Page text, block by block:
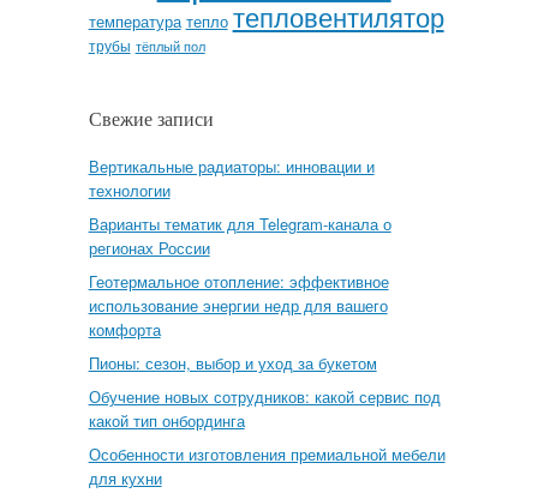
температура тепло тепловентилятор
трубы тёплый пол
Свежие записи
Вертикальные радиаторы: инновации и
технологии
Варианты тематик для Telegram-канала о
регионах России
Геотермальное отопление: эффективное
использование энергии недр для вашего
комфорта
Пионы: сезон, выбор и уход за букетом
Обучение новых сотрудников: какой сервис под
какой тип онбординга
Особенности изготовления премиальной мебели
для кухни